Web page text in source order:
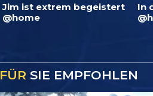
Jim ist extrem begeistert
@home
In
FÜR SIE EMPFOHLEN